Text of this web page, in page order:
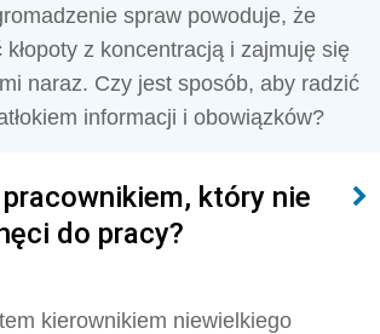
spraw powoduje, że
z koncentracją i zajmuję się
naraz. Czy jest sposób, aby radzić
informacji i obowiązków?
który nie
do pracy?
kierownikiem niewielkiego